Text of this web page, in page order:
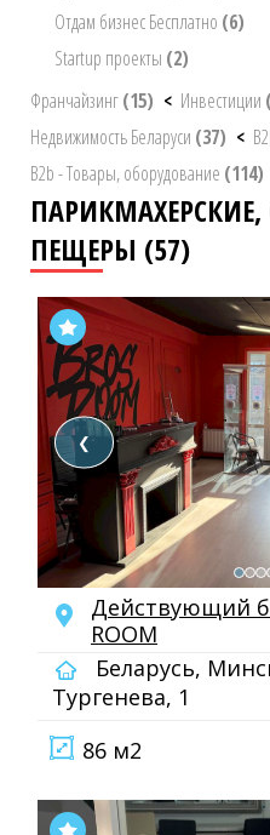
Отдам бизнес Бесплатно (6)
Startup проекты (2)
Франчайзинг(15) < Инвестиции
Недвижимость Беларуси (37) <
B2b - Товары, оборудование (114)
ПЕЩЕРЫ (57)
❮
Действующий
ROOM
Беларусь,
Тургенева, 1
86 м2